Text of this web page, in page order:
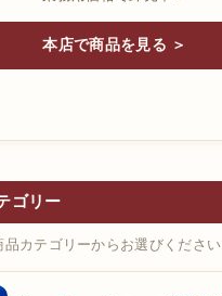
本店で商品を見る ＞
ゴリー
品カテゴリーからお選びください